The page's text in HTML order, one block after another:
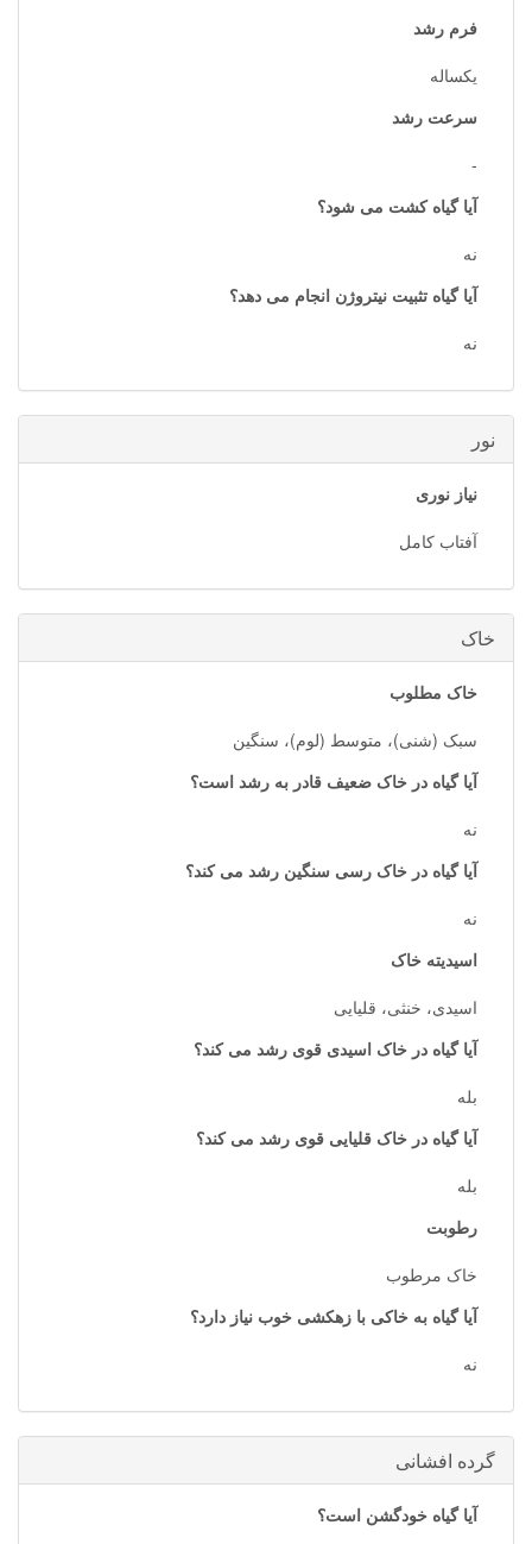
فرم رشد
یکساله
سرعت رشد
-
آیا گیاه کشت می شود؟
نه
آیا گیاه تثبیت نیتروژن انجام می دهد؟
نه
نور
نیاز نوری
آفتاب کامل
خاک
خاک مطلوب
سبک (شنی)، متوسط (لوم)، سنگین
آیا گیاه در خاک ضعیف قادر به رشد است؟
نه
آیا گیاه در خاک رسی سنگین رشد می کند؟
نه
اسیدیته خاک
اسیدی، خنثی، قلیایی
آیا گیاه در خاک اسیدی قوی رشد می کند؟
بله
آیا گیاه در خاک قلیایی قوی رشد می کند؟
بله
رطوبت
خاک مرطوب
آیا گیاه به خاکی با زهکشی خوب نیاز دارد؟
نه
گرده افشانی
آیا گیاه خودگشن است؟